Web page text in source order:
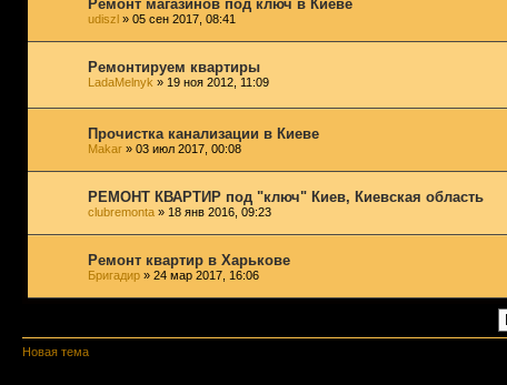
Ремонт магазинов под ключ в Киеве
udiszl » 05 сен 2017, 08:41
Ремонтируем квартиры
LadaMelnyk » 19 ноя 2012, 11:09
Прочистка канализации в Киеве
Makar » 03 июл 2017, 00:08
РЕМОНТ КВАРТИР под "ключ" Киев, Киевская область
clubremonta » 18 янв 2016, 09:23
Ремонт квартир в Харькове
Бригадир » 24 мар 2017, 16:06
Новая тема